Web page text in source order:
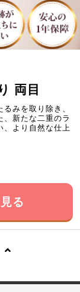
両目
みを取り除き、
新たな二重のラ
、より自然な仕上
る